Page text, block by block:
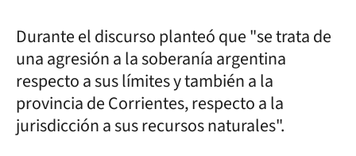
Durante el discurso planteó que "se trata de
una agresión a la soberanía argentina
respecto a sus límites y también a la
provincia de Corrientes, respecto a la
jurisdicción a sus recursos naturales".